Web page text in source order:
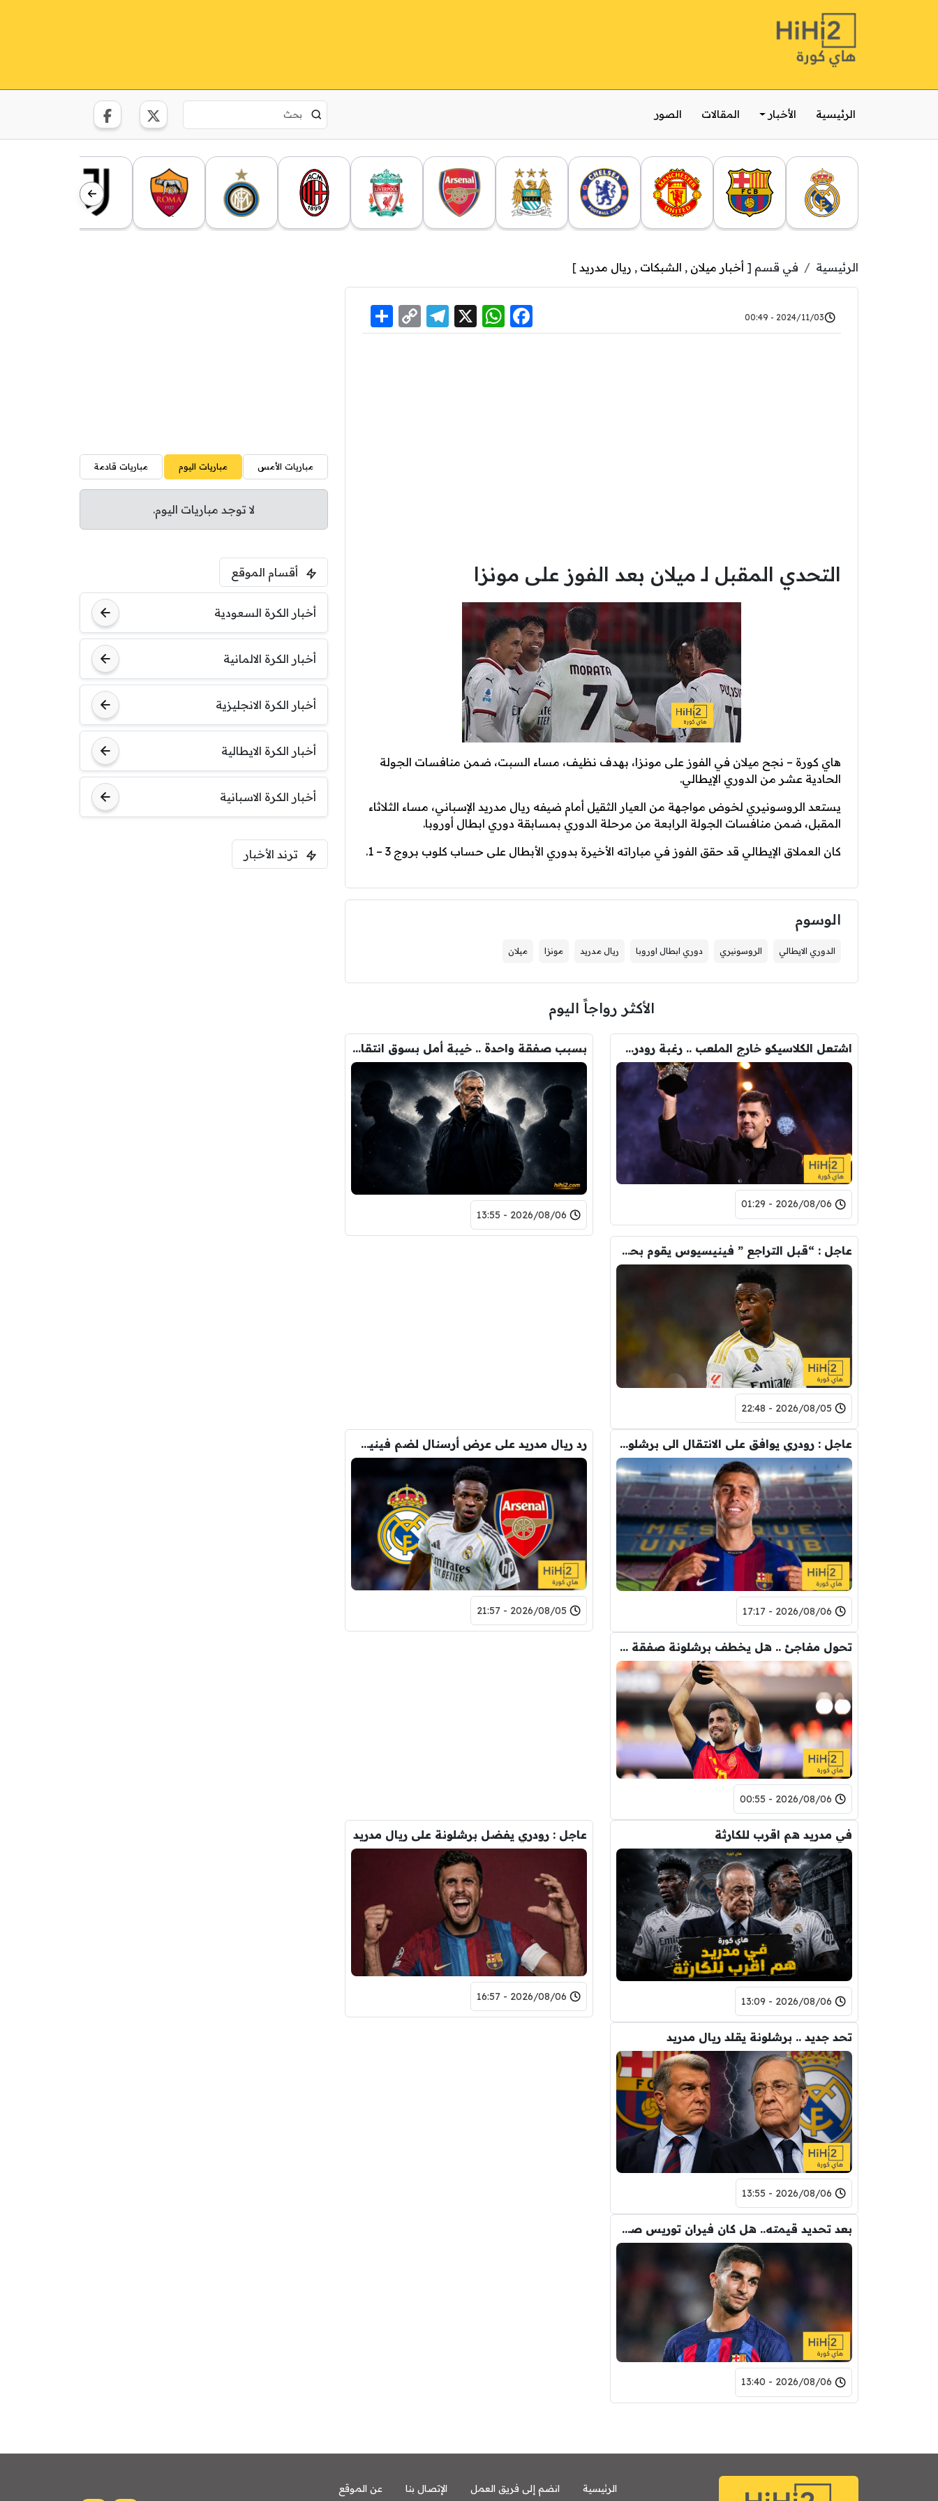
الرئيسية الأخبار المقالات الصور
الرئيسية في قسم [ أخبار ميلان , الشبكات , ريال مدريد ]
2024/11/03 - 00:49
Facebook
WhatsApp
X
Telegram
Copy
Link
التحدي المقبل لـ ميلان بعد الفوز على مونزا
هاي كورة – نجح ميلان في الفوز على مونزا، بهدف نظيف، مساء السبت، ضمن منافسات الجولة
الحادية عشر من الدوري الإيطالي.
يستعد الروسونيري لخوض مواجهة من العيار الثقيل أمام ضيفه ريال مدريد الإسباني، مساء الثلاثاء
المقبل، ضمن منافسات الجولة الرابعة من مرحلة الدوري بمسابقة دوري ابطال أوروبا.
كان العملاق الإيطالي قد حقق الفوز في مباراته الأخيرة بدوري الأبطال على حساب كلوب بروج 3 – 1.
الوسوم
الدوري الايطالي الروسونيري دوري ابطال اوروبا ريال مدريد مونزا ميلان
الأكثر رواجاً اليوم
اشتعل الكلاسيكو خارج الملعب .. رغبة رودري تصدم ريال مدريد
2026/08/06 - 01:29
بسبب صفقة واحدة .. خيبة أمل بسوق انتقالات ريال مدريد !
2026/08/06 - 13:55
عاجل : “قبل التراجع ” فينيسيوس يقوم بحذف كل صوره مع ريال مدريد
2026/08/05 - 22:48
عاجل : رودري يوافق على الانتقال الى برشلونة.. 3 أسباب وراء قراره
2026/08/06 - 17:17
رد ريال مدريد على عرض أرسنال لضم فينيسيوس
2026/08/05 - 21:57
تحول مفاجئ .. هل يخطف برشلونة صفقة رودري من قلب مدريد ؟
2026/08/06 - 00:55
في مدريد هم اقرب للكارثة
2026/08/06 - 13:09
عاجل : رودري يفضل برشلونة على ريال مدريد
2026/08/06 - 16:57
تحد جديد .. برشلونة يقلد ريال مدريد
2026/08/06 - 13:55
بعد تحديد قيمته.. هل كان فيران توريس صفقة خاسرة لبرشلونة ؟
2026/08/06 - 13:40
مباريات الأمس مباريات اليوم مباريات قادمة
لا توجد مباريات اليوم.
أقسام الموقع
أخبار الكرة السعودية
أخبار الكرة الالمانية
أخبار الكرة الانجليزية
أخبار الكرة الايطالية
أخبار الكرة الاسبانية
ترند الأخبار
الرئيسية انضم إلى فريق العمل الإتصال بنا عن الموقع